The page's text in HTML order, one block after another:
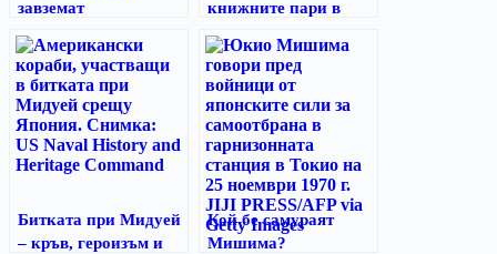
завземат
1918 г.
книжните пари в
Китай
Битката при Мидуей
– кръв, героизъм и
Кой бе самураят
Мишима?